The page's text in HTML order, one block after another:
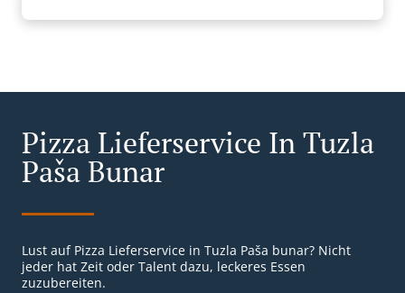
Pizza Lieferservice In Tuzla
Paša Bunar
Lust auf Pizza Lieferservice in Tuzla Paša bunar? Nicht
jeder hat Zeit oder Talent dazu, leckeres Essen
zuzubereiten.